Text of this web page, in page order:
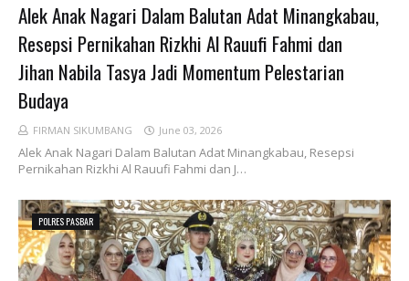
Alek Anak Nagari Dalam Balutan Adat Minangkabau,
Resepsi Pernikahan Rizkhi Al Rauufi Fahmi dan
Jihan Nabila Tasya Jadi Momentum Pelestarian
Budaya
FIRMAN SIKUMBANG June 03, 2026
Alek Anak Nagari Dalam Balutan Adat Minangkabau, Resepsi
Pernikahan Rizkhi Al Rauufi Fahmi dan J…
POLRES PASBAR